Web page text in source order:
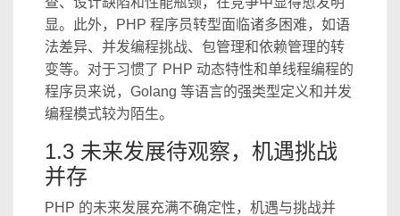
显。此外，PHP 程序员转型面临诸多困难，如语
法差异、并发编程挑战、包管理和依赖管理的转
变等。对于习惯了 PHP 动态特性和单线程编程的
程序员来说，Golang 等语言的强类型定义和并发
编程模式较为陌生。
1.3 未来发展待观察，机遇挑战
并存
PHP 的未来发展充满不确定性，机遇与挑战并